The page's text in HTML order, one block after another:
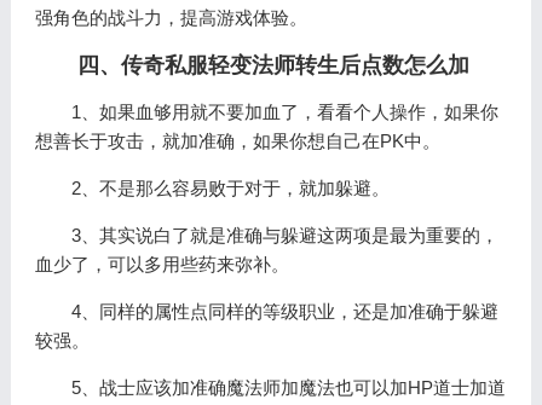
强角色的战斗力，提高游戏体验。
四、传奇私服轻变法师转生后点数怎么加
1、如果血够用就不要加血了，看看个人操作，如果你
想善长于攻击，就加准确，如果你想自己在PK中。
2、不是那么容易败于对于，就加躲避。
3、其实说白了就是准确与躲避这两项是最为重要的，
血少了，可以多用些药来弥补。
4、同样的属性点同样的等级职业，还是加准确于躲避
较强。
5、战士应该加准确魔法师加魔法也可以加HP道士加道